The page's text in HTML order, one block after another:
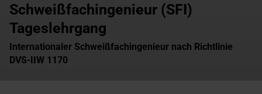
Schweißfachingenieur (SFI)
Tageslehrgang
Internationaler Schweißfachingenieur nach Richtlinie
DVS-IIW 1170